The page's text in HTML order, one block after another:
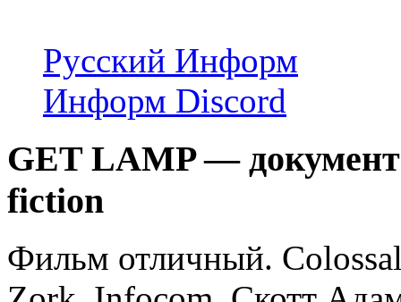
Русский Информ
Информ Discord
GET LAMP —
fiction
Фильм отличный.